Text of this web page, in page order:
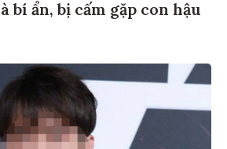
bí ẩn, bị cấm gặp con hậu